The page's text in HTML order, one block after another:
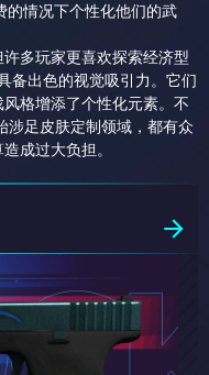
的情况下个性化他们的武
多玩家更喜欢探索经济型
备出色的视觉吸引力。它们
格增添了个性化元素。不
涉足皮肤定制领域，都有众
成过大负担。